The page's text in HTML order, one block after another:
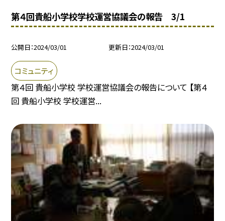
第４回貴船小学校学校運営協議会の報告 3/1
公開日 2024/03/01 更新日 2024/03/01
コミュニティ
第４回 貴船小学校 学校運営協議会の報告について 【第４
回 貴船小学校 学校運営...